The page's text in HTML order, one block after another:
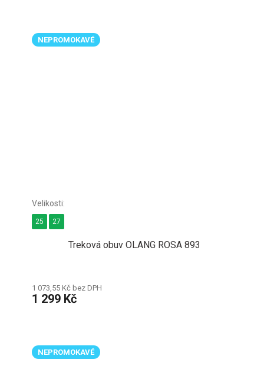
NEPROMOKAVÉ
Treková obuv OLANG ROSA 893
1 073,55 Kč bez DPH
1 299 Kč
25 27
NEPROMOKAVÉ